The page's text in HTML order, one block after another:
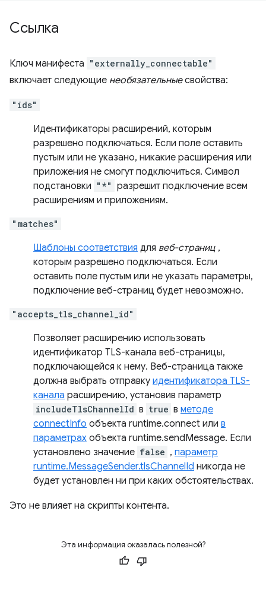
Ссылка
Ключ манифеста "externally_connectable"
включает следующие необязательныесвойства:
"ids"
Идентификаторы расширений, которым
разрешено подключаться. Если поле оставить
пустым или не указано, никакие расширения или
приложения не смогут подключиться. Символ
подстановки "*" разрешит подключение всем
расширениям и приложениям.
"matches"
Шаблоны соответствия для веб-страниц ,
которым разрешено подключаться. Если
оставить поле пустым или не указать параметры,
подключение веб-страниц будет невозможно.
"accepts_tls_channel_id"
Позволяет расширению использовать
идентификатор TLS-канала веб-страницы,
подключающейся к нему. Веб-страница также
должна выбрать отправку идентификатора TLS-
канала расширению, установив параметр
includeTlsChannelId в true в методе
connectInfo объекта runtime.connect или в
параметрах объекта runtime.sendMessage. Если
установлено значение false , параметр
runtime.MessageSender.tlsChannelId никогда не
будет установлен ни при каких обстоятельствах.
Это не влияет на скрипты контента.
Эта информация оказалась полезной?